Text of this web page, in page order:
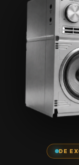
DE